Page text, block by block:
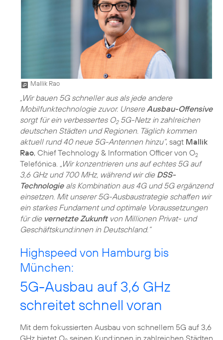
Mallik Rao
„Wir bauen 5G schneller aus als jede andere
Mobilfunktechnologie zuvor. UnsereAusbau-Offensive
sorgt für ein verbessertes O25G-Netz in zahlreichen
deutschen Städten und Regionen. Täglich kommen
aktuell rund 40 neue 5G-Antennen hinzu“, sagt Mallik
Rao, Chief Technology & Information Officer von O2
Telefónica. „Wir konzentrieren uns auf echtes 5G auf
3,6 GHz und 700 MHz, während wir die DSS-
Technologieals Kombination aus 4G und 5G ergänzend
einsetzen. Mit unserer 5G-Ausbaustrategie schaffen wir
ein starkes Fundament und optimale Voraussetzungen
für die vernetzte Zukunftvon Millionen Privat- und
Geschäftskund:innen in Deutschland.“
Highspeed von Hamburg bis
München:
5G-Ausbau auf 3,6 GHz
schreitet schnell voran
Mit dem fokussierten Ausbau von schnellem 5G auf 3,6